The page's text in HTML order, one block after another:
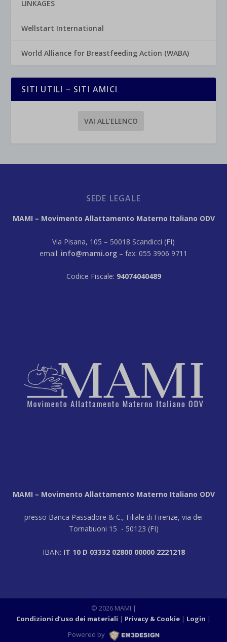
LINKAGES
Wellstart International
World Alliance for Breastfeeding Action (WABA)
SITI UTILI – SITI AMICI
VAI ALL’ELENCO
SEDE LEGALE
MAMI – Movimento Allattamento Materno Italiano ODV
Via Pisana, 105 – 50018 Scandicci (FI)
email: info@mami.org – fax: 055 3906 9711
Codice Fiscale: 94074040489
MAMI – Movimento Allattamento Materno Italiano ODV
presso Banca Passadore & C., Filiale di Firenze, via dei
Tornabuoni 15 - 50123 (FI)
IBAN: IT 10 D 03332 02800 00000 2221218
© 2026 MAMI |
Condizioni d’uso dei materiali
Privacy & Cookie Login |
Powered by